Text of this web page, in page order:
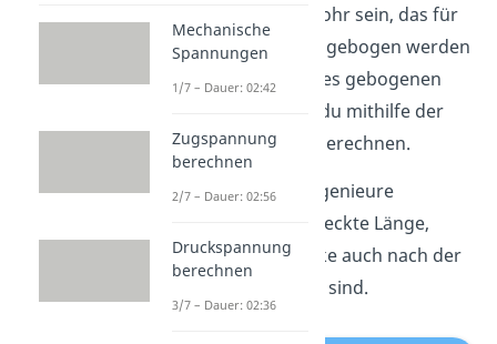
beispielsweise ein Rohr sein, das für
die Abwasserkanäle gebogen werden
muss. Die Länge eines gebogenen
Werkstücks kannst du mithilfe der
gestreckten Länge berechnen.
Handwerker und Ingenieure
berechnen die gestreckte Länge,
damit die Werkstücke auch nach der
Biegung lang genug sind.
Mechanische
Spannungen
1/7 – Dauer: 02:42
Zugspannung
berechnen
2/7 – Dauer: 02:56
Druckspannung
berechnen
3/7 – Dauer: 02:36